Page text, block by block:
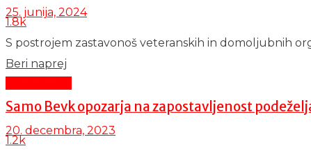
25. junija, 2024
1.8k
S postrojem zastavonoš veteranskih in domoljubnih
Beri naprej
Samo Bevk opozarja na zapostavljenost
20. decembra, 2023
1.2k